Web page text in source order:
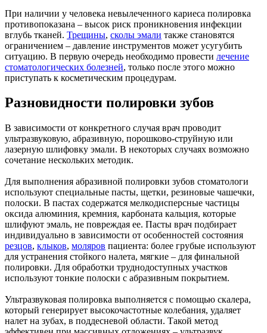
При наличии у человека невылеченного кариеса полировка
противопоказана – высок риск проникновения инфекции
вглубь тканей. Трещины, сколы эмали также становятся
ограничением – давление инструментов может усугубить
ситуацию. В первую очередь необходимо провести лечение
стоматологических болезней, только после этого можно
приступать к косметическим процедурам.
Разновидности полировки зубов
В зависимости от конкретного случая врач проводит
ультразвуковую, абразивную, порошково-струйную или
лазерную шлифовку эмали. В некоторых случаях возможно
сочетание нескольких методик.
Для выполнения абразивной полировки зубов стоматологи
используют специальные пасты, щетки, резиновые чашечки,
полоски. В пастах содержатся мелкодисперсные частицы
оксида алюминия, кремния, карбоната кальция, которые
шлифуют эмаль, не повреждая ее. Пасты врач подбирает
индивидуально в зависимости от особенностей состояния
резцов, клыков, моляров пациента: более грубые используют
для устранения стойкого налета, мягкие – для финальной
полировки. Для обработки труднодоступных участков
используют тонкие полоски с абразивным покрытием.
Ультразвуковая полировка выполняется с помощью скалера,
который генерирует высокочастотные колебания, удаляет
налет на зубах, в поддесневой области. Такой метод